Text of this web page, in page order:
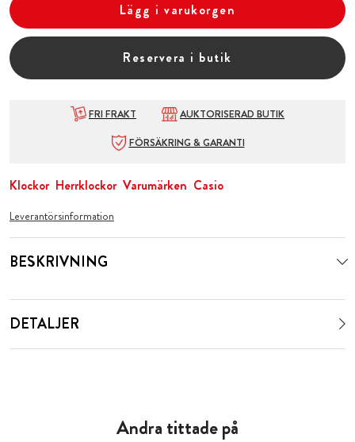
Lägg i varukorgen
Reservera i butik
FRI FRAKT
AUKTORISERAD BUTIK
FÖRSÄKRING & GARANTI
Klockor Herrklockor Varumärken Casio
Leverantörsinformation
BESKRIVNING
DETALJER
Andra tittade på